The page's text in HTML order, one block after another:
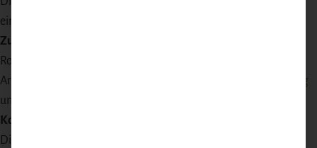
einen großen Topf geben.
Zutaten kombinieren:
Rosinen, Apfelessig und braunen Zucker hinzufügen.
Anschließend die Senfkörner und
WildJaeger-Gewürzmischung
unterrühren.
Kochen:
Die Mischung zum Kochen bringen, dann die Hitze reduzieren.